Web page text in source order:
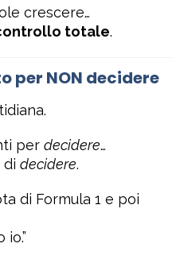
crescere…
totale.
per NON decidere
per decidere…
di decidere.
di Formula 1 e poi